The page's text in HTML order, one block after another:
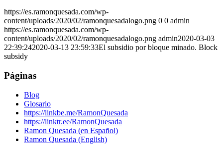
https://es.ramonquesada.com/wp-
content/uploads/2020/02/ramonquesadalogo.png 0 0 admin
https://es.ramonquesada.com/wp-
content/uploads/2020/02/ramonquesadalogo.png admin2020-03-03
22:39:242020-03-13 23:59:33El subsidio por bloque minado. Block
subsidy
Páginas
Blog
Glosario
https://linkbe.me/RamonQuesada
https://linktr.ee/RamonQuesada
Ramon Quesada (en Español)
Ramon Quesada (English)